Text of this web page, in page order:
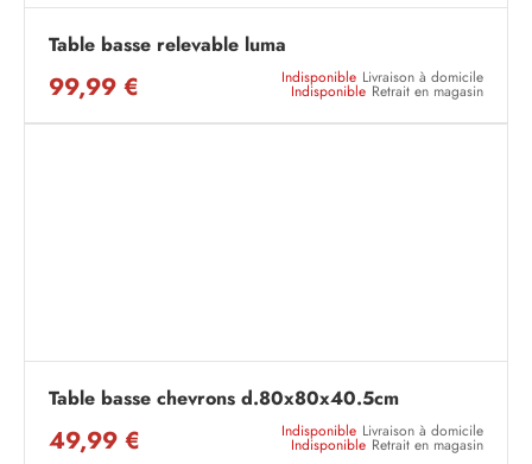
Table basse relevable luma
99,99 € Indisponible Livraison à domicile
Indisponible Retrait en magasin
Table basse chevrons d.80x80x40.5cm
49,99 € Indisponible Livraison à domicile
Indisponible Retrait en magasin